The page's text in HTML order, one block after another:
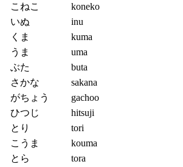
こねこ
koneko
いぬ
inu
くま
kuma
うま
uma
ぶた
buta
さかな
sakana
がちょう
gachoo
ひつじ
hitsuji
とり
tori
こうま
kouma
とら
tora